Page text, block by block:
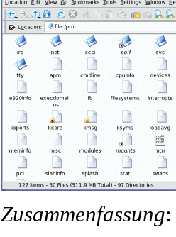
Zusammenfassung: